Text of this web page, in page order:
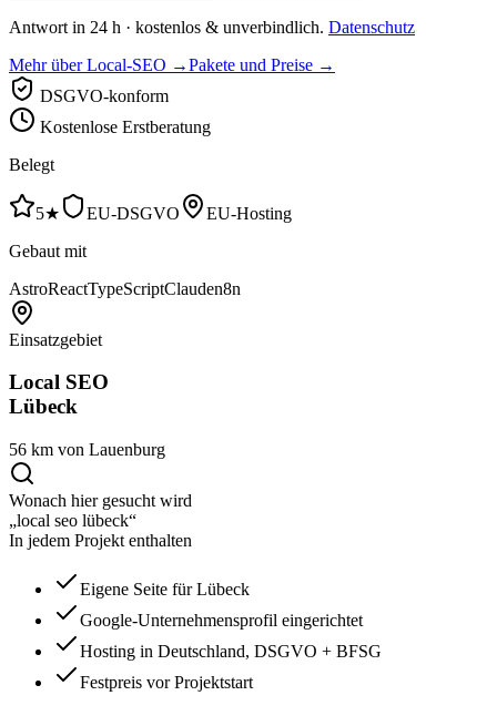
Antwort in 24 h · kostenlos & unverbindlich. Datenschutz
Mehr über Local-SEO →Pakete und Preise →
DSGVO-konform
Kostenlose Erstberatung
Belegt
5★ EU-DSGVO
EU-Hosting
Gebaut mit
AstroReactTypeScriptClauden8n
Einsatzgebiet
Local SEO
Lübeck
56 km von Lauenburg
Wonach hier gesucht wird
„local seo lübeck“
In jedem Projekt enthalten
Eigene Seite für Lübeck
Google-Unternehmensprofil eingerichtet
Hosting in Deutschland, DSGVO + BFSG
Festpreis vor Projektstart